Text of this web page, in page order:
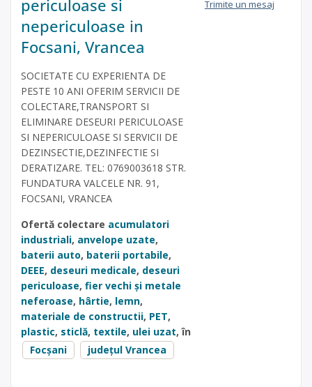
periculoase si
nepericuloase in
Focsani, Vrancea
SOCIETATE CU EXPERIENTA DE
PESTE 10 ANI OFERIM SERVICII DE
COLECTARE,TRANSPORT SI
ELIMINARE DESEURI PERICULOASE
SI NEPERICULOASE SI SERVICII DE
DEZINSECTIE,DEZINFECTIE SI
DERATIZARE. TEL: 0769003618 STR.
FUNDATURA VALCELE NR. 91,
FOCSANI, VRANCEA
Ofertă colectare acumulatori
industriali, anvelope uzate,
baterii auto, baterii portabile,
DEEE, deseuri medicale, deseuri
periculoase, fier vechi și metale
neferoase, hârtie, lemn,
materiale de constructii, PET,
plastic, sticlă, textile, ulei uzat, în
Focșani
județul Vrancea
Trimite un mesaj